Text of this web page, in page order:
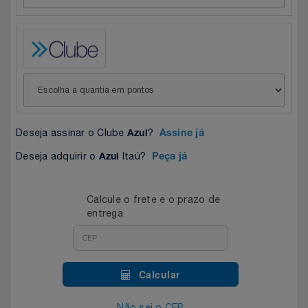
Celulares E Smartphone
Cosméticos
Eletrodomésticos
Easylive
Electrolux
Gama Italy
Hospital De Amor
Estoque
Extra
John John
Deseja assinar o Clube Azul? Assine já
Deseja adquirir o Azul Itaú? Peça já
Calcule o frete e o prazo de
entrega
Calcular